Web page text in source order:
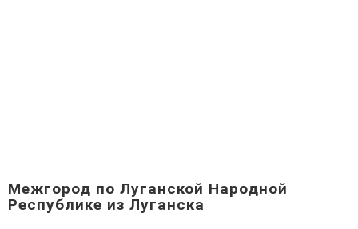
Межгород по Луганской Народной
Республике из Луганска